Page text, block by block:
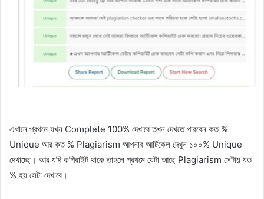
এখানে প্রথমে যখন Complete 100% দেখাবে তখন দেখতে পারবেন কত %
Unique আর কত % Plagiarism আপনার আর্টিকেল দেখুন ১০০% Unique
দেখাচ্ছে। আর যদি কপিরাইট থাকে তাহলে প্রথমে যেটা আছে Plagiarism সেটায় যত
% হয় সেটা দেখাবে।